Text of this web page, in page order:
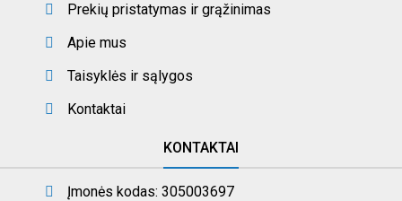
Prekių pristatymas ir grąžinimas
Apie mus
Taisyklės ir sąlygos
Kontaktai
KONTAKTAI
Įmonės kodas: 305003697